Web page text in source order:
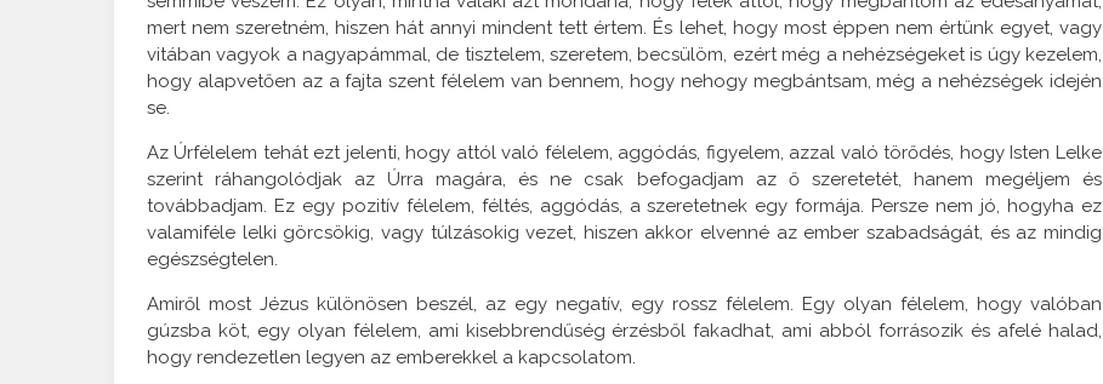
mert nem szeretném, hiszen hát annyi mindent tett értem. És lehet, hogy most éppen nem értünk egyet, vagy
vitában vagyok a nagyapámmal, de tisztelem, szeretem, becsülöm, ezért még a nehézségeket is úgy kezelem,
hogy alapvetően az a fajta szent félelem van bennem, hogy nehogy megbántsam, még a nehézségek idején
se.
Az Úrfélelem tehát ezt jelenti, hogy attól való félelem, aggódás, figyelem, azzal való törődés, hogy Isten Lelke
szerint ráhangolódjak az Úrra magára, és ne csak befogadjam az ő szeretetét, hanem megéljem és
továbbadjam. Ez egy pozitív félelem, féltés, aggódás, a szeretetnek egy formája. Persze nem jó, hogyha ez
valamiféle lelki görcsökig, vagy túlzásokig vezet, hiszen akkor elvenné az ember szabadságát, és az mindig
egészségtelen.
Amiről most Jézus különösen beszél, az egy negatív, egy rossz félelem. Egy olyan félelem, hogy valóban
gúzsba köt, egy olyan félelem, ami kisebbrendűség érzésből fakadhat, ami abból forrásozik és afelé halad,
hogy rendezetlen legyen az emberekkel a kapcsolatom.